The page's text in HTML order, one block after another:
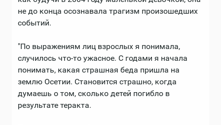
не до конца осознавала трагизм произошедших
событий.
"По выражениям лиц взрослых я понимала,
случилось что-то ужасное. С годами я начала
понимать, какая страшная беда пришла на
землю Осетии. Становится страшно, когда
думаешь о том, сколько детей погибло в
результате теракта.